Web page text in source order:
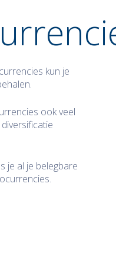
kun je
ook veel
je al je belegbare